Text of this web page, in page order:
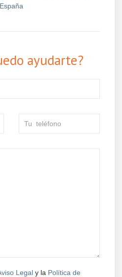
España
ayudarte?
Legal y la Política de